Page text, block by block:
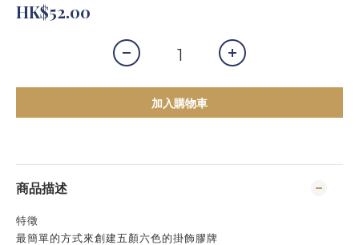
HK$52.00
加入購物車
商品描述
特徵
最簡單的方式來創建五顏六色的掛飾膠牌